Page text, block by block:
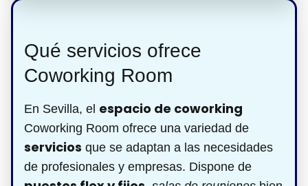
Qué servicios ofrece
Coworking Room
En Sevilla, el espacio de coworking
Coworking Room ofrece una variedad de
servicios que se adaptan a las necesidades
de profesionales y empresas. Dispone de